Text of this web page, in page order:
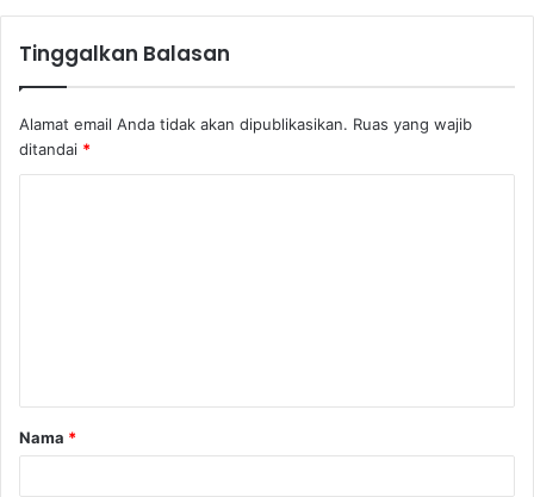
Tinggalkan Balasan
Alamat email Anda tidak akan dipublikasikan. Ruas yang wajib
ditandai *
a
r
Nama *